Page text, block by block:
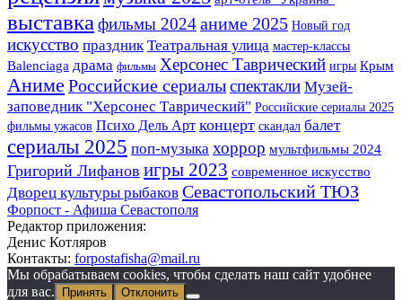
выставка фильмы 2024аниме 2025 Новый год
искусство праздник Театральная улица мастер-классы
Balenciaga драма фильмы Херсонес Таврический игры Крым
Аниме Российские сериалыспектакли Музей-
заповедник "Херсонес Таврический" Российские сериалы 2025
фильмы ужасов Психо Дель Арт концерт скандал балет
сериалы 2025 поп-музыка хоррор мультфильмы 2024
Григорий Лифанов игры 2023 современное искусство
Дворец культуры рыбаков Севастопольский ТЮЗ
Форпост - Афиша Севастополя
Редактор приложения:
Денис Котляров
Контакты: forpostafisha@mail.ru
Мы обрабатываем cookies, чтобы сделать наш сайт удобнее
для вас.
Принять Отклонить